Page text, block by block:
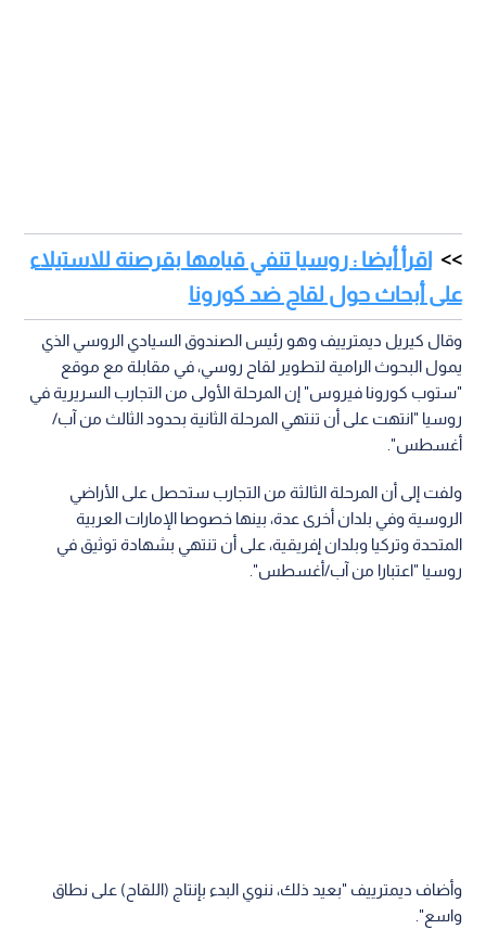
اقرأ أيضا : روسيا تنفي قيامها بقرصنة للاستيلاء
على أبحاث حول لقاح ضد كورونا
وقال كيريل ديمترييف وهو رئيس الصندوق السيادي الروسي الذي
يمول البحوث الرامية لتطوير لقاح روسي، في مقابلة مع موقع
"ستوب كورونا فيروس" إن المرحلة الأولى من التجارب السريرية في
روسيا "انتهت على أن تنتهي المرحلة الثانية بحدود الثالث من آب/
أغسطس".
ولفت إلى أن المرحلة الثالثة من التجارب ستحصل على الأراضي
الروسية وفي بلدان أخرى عدة، بينها خصوصا الإمارات العربية
المتحدة وتركيا وبلدان إفريقية، على أن تنتهي بشهادة توثيق في
روسيا "اعتبارا من آب/أغسطس".
وأضاف ديمترييف "بعيد ذلك، ننوي البدء بإنتاج (اللقاح) على نطاق
واسع".